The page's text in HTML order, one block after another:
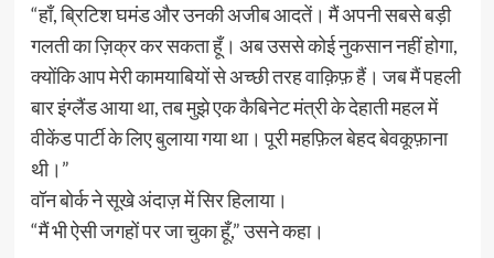
“हाँ, ब्रिटिश घमंड और उनकी अजीब आदतें। मैं अपनी सबसे बड़ी
गलती का ज़िक्र कर सकता हूँ। अब उससे कोई नुकसान नहीं होगा,
क्योंकि आप मेरी कामयाबियों से अच्छी तरह वाक़िफ़ हैं। जब मैं पहली
बार इंग्लैंड आया था, तब मुझे एक कैबिनेट मंत्री के देहाती महल में
वीकेंड पार्टी के लिए बुलाया गया था। पूरी महफ़िल बेहद बेवकूफ़ाना
थी।”
वॉन बोर्क ने सूखे अंदाज़ में सिर हिलाया।
“मैं भी ऐसी जगहों पर जा चुका हूँ,” उसने कहा।